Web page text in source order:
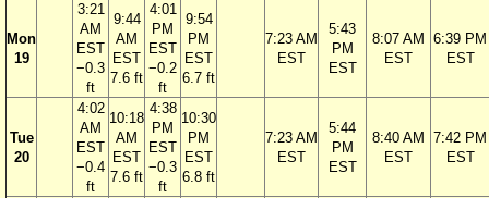
Mon
19
3:21
AM
EST
−0.3
ft
9:44
AM
EST
7.6 ft
4:01
PM
EST
−0.2
ft
9:54
PM
EST
6.7 ft
7:23 AM
EST
5:43
PM
EST
8:07 AM
EST
6:39 PM
EST
Tue
20
4:02
AM
EST
−0.4
ft
10:18
AM
EST
7.6 ft
4:38
PM
EST
−0.3
ft
10:30
PM
EST
6.8 ft
7:23 AM
EST
5:44
PM
EST
8:40 AM
EST
7:42 PM
EST